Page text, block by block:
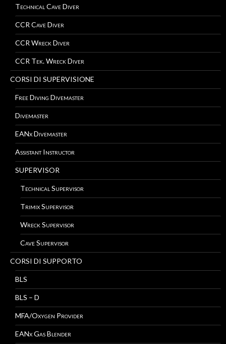
Technical Cave Diver
CCR Cave Diver
CCR Wreck Diver
CCR Tek. Wreck Diver
CORSI DI SUPERVISIONE
Free Diving Divemaster
Divemaster
EANx Divemaster
Assistant Instructor
SUPERVISOR
Technical Supervisor
Trimix Supervisor
Wreck Supervisor
Cave Supervisor
CORSI DI SUPPORTO
BLS
BLS – D
MFA/Oxygen Provider
EANx Gas Blender